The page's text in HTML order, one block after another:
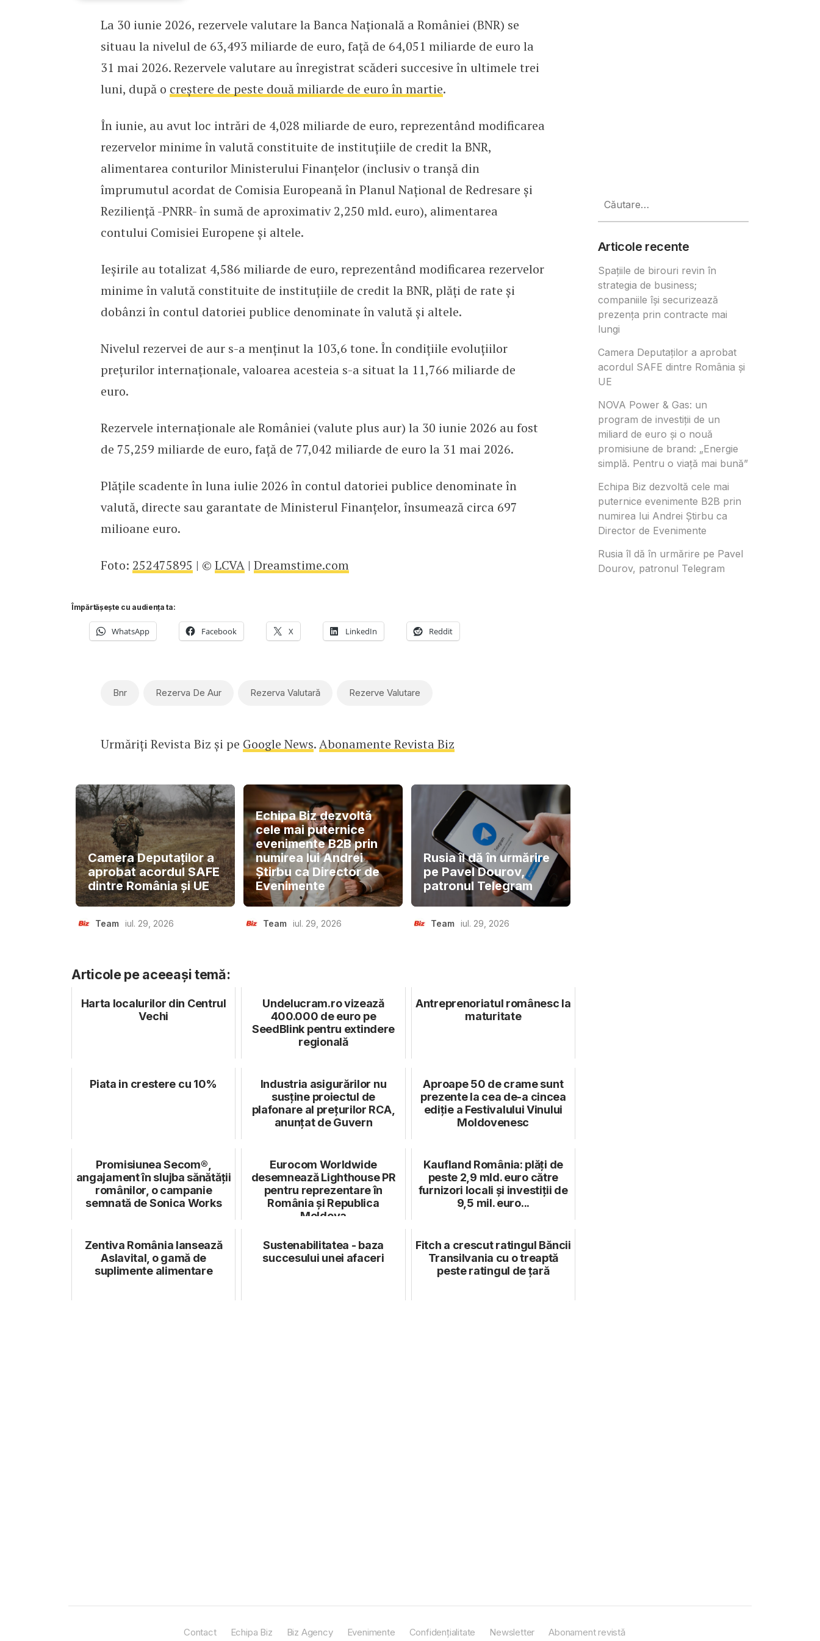
Rezervele valutare ale BNR au scăzut cu peste 550 mil. euro în iunie
La 30 iunie 2026, rezervele valutare la Banca Națională a României (BNR) se
situau la nivelul de 63,493 miliarde de euro, față de 64,051 miliarde de euro la
31 mai 2026. Rezervele valutare au înregistrat scăderi succesive în ultimele trei
luni, după o creștere de peste două miliarde de euro în martie.
În iunie, au avut loc intrări de 4,028 miliarde de euro, reprezentând modificarea
rezervelor minime în valută constituite de instituțiile de credit la BNR,
alimentarea conturilor Ministerului Finanțelor (inclusiv o tranșă din
împrumutul acordat de Comisia Europeană în Planul Național de Redresare și
Reziliență -PNRR- în sumă de aproximativ 2,250 mld. euro), alimentarea
contului Comisiei Europene și altele.
Ieșirile au totalizat 4,586 miliarde de euro, reprezentând modificarea rezervelor
minime în valută constituite de instituțiile de credit la BNR, plăți de rate și
dobânzi în contul datoriei publice denominate în valută și altele.
Nivelul rezervei de aur s-a menținut la 103,6 tone. În condițiile evoluțiilor
prețurilor internaționale, valoarea acesteia s-a situat la 11,766 miliarde de
euro.
Rezervele internaționale ale României (valute plus aur) la 30 iunie 2026 au fost
de 75,259 miliarde de euro, față de 77,042 miliarde de euro la 31 mai 2026.
Plățile scadente în luna iulie 2026 în contul datoriei publice denominate în
valută, directe sau garantate de Ministerul Finanțelor, însumează circa 697
milioane euro.
Foto: 252475895 | © LCVA| Dreamstime.com
Împărtășește cu audiența ta:
WhatsApp Facebook X LinkedIn Reddit
Bnr Rezerva De Aur Rezerva Valutară Rezerve Valutare
Urmăriți Revista Biz și pe Google News.Abonamente Revista Biz
Camera Deputaților a
aprobat acordul SAFE
dintre România și UE
Team iul. 29, 2026
Echipa Biz dezvoltă
cele mai puternice
evenimente B2B prin
numirea lui Andrei
Știrbu ca Director de
Evenimente
Team iul. 29, 2026
Rusia îl dă în urmărire
pe Pavel Dourov,
patronul Telegram
Team iul. 29, 2026
Articole pe aceeași temă:
Harta localurilor din Centrul
Vechi
Undelucram.ro vizează
400.000 de euro pe
SeedBlink pentru extindere
regională
Antreprenoriatul românesc la
maturitate
Piata in crestere cu 10%
Industria asigurărilor nu
susține proiectul de
plafonare al prețurilor RCA,
anunțat de Guvern
Aproape 50 de crame sunt
prezente la cea de-a cincea
ediție a Festivalului Vinului
Moldovenesc
Promisiunea Secom®,
angajament în slujba sănătății
românilor, o campanie
semnată de Sonica Works
Eurocom Worldwide
desemnează Lighthouse PR
pentru reprezentare în
România și Republica
Moldova
Kaufland România: plăți de
peste 2,9 mld. euro către
furnizori locali și investiții de
9,5 mil. euro...
Zentiva România lansează
Aslavital, o gamă de
suplimente alimentare
Sustenabilitatea - baza
succesului unei afaceri
Fitch a crescut ratingul Băncii
Transilvania cu o treaptă
peste ratingul de țară
după:
Articole recente
Spațiile de birouri revin în
strategia de business;
companiile își securizează
prezența prin contracte mai
lungi
Camera Deputaților a aprobat
acordul SAFE dintre România și
UE
NOVA Power & Gas: un
program de investiții de un
miliard de euro și o nouă
promisiune de brand: „Energie
simplă. Pentru o viață mai bună”
Echipa Biz dezvoltă cele mai
puternice evenimente B2B prin
numirea lui Andrei Știrbu ca
Director de Evenimente
Rusia îl dă în urmărire pe Pavel
Dourov, patronul Telegram
Contact Echipa Biz Biz Agency Evenimente Confidențialitate Newsletter Abonament revistă